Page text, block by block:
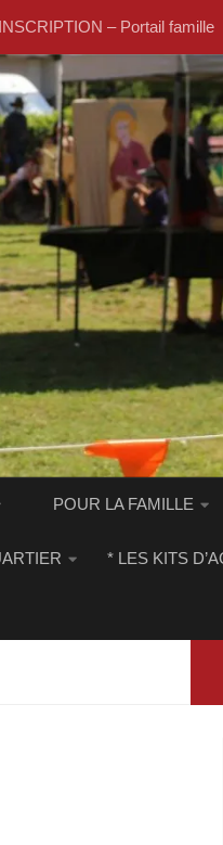
INSCRIPTION – Portail famille
POUR LA FAMILLE
* LES KITS